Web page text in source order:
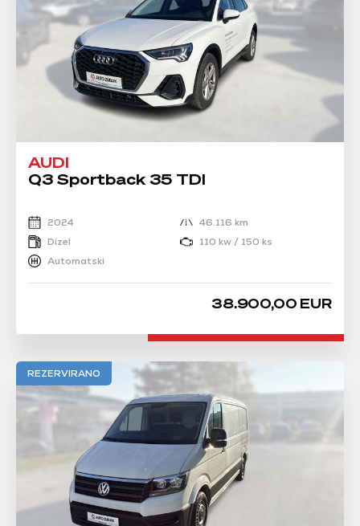
AUDI
Q3 Sportback 35 TDI
2024
46.116 km
Dizel
110 kw / 150 ks
Automatski
38.900,00 EUR
REZERVIRANO